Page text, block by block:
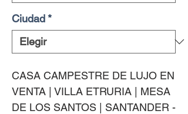
Ciudad*
CASA CAMPESTRE DE LUJO EN
VENTA | VILLA ETRURIA | MESA
DE LOS SANTOS | SANTANDER -